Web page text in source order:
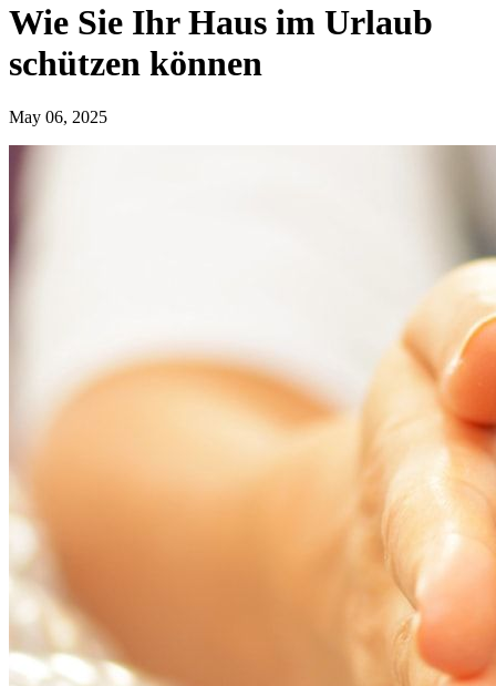
Wie Sie Ihr Haus im Urlaub
schützen können
May 06, 2025